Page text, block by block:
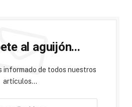
al aguijón...
informado de todos nuestros
artículos...